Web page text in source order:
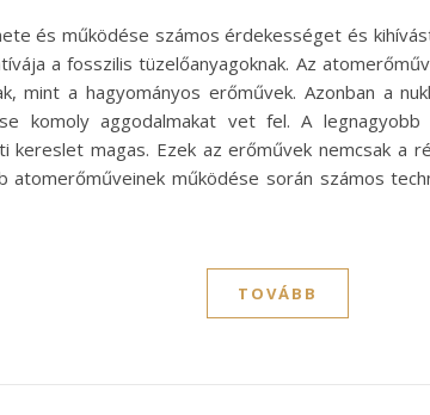
és működése számos érdekességet és
a fosszilis tüzelőanyagoknak. Az
mint a hagyományos erőművek. Azonban a
komoly aggodalmakat vet fel. A
kereslet magas. Ezek az erőművek nemcsak a
atomerőműveinek működése során számos
TOVÁBB